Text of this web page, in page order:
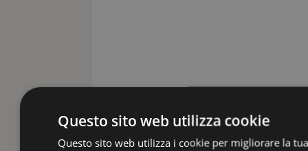
Questo sito web utilizza cookie
Questo sito web utilizza i cookie per migliorare la tua